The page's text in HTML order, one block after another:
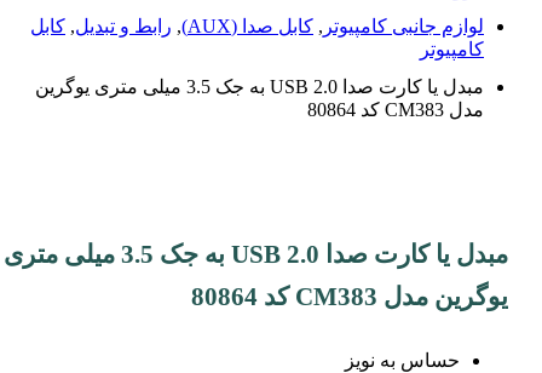
لوازم جانبی کامپیوتر , کابل صدا (AUX) , رابط و تبدیل, کابل
کامپیوتر
مبدل یا کارت صدا 2.0 USB به جک 3.5 میلی متری یوگرین
مدل CM383 کد 80864
مبدل یا کارت صدا 2.0 USB به جک 3.5 میلی متری
یوگرین مدل CM383 کد 80864
حساس به نویز